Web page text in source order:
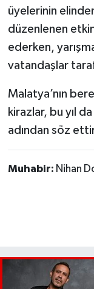
üyelerinin
düzenlenen
ederken,
vatandaşlar
Malatya’nın
kirazlar, bu yıl
adından söz
Muhabir: Nihan